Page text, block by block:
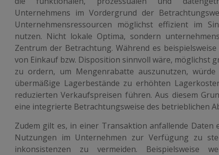
Unternehmens im Vordergrund der
Unternehmensressourcen möglichst effizient im
nutzen. Nicht lokale Optima, sondern
Zentrum der Betrachtung. Während es
von Einkauf bzw. Disposition sinnvoll wäre, möglichst
zu ordern, um Mengenrabatte auszunutzen,
übermäßige Lagerbestände zu erhöhten
reduzierten Verkaufspreisen führen. Aus diesem
eine integrierte Betrachtungsweise des betrieblichen
Zudem gilt es, in einer Transaktion anfallende Daten
Nutzungen im Unternehmen zur Verfügung zu
inkonsistenzen zu vermeiden. Beispielsweise